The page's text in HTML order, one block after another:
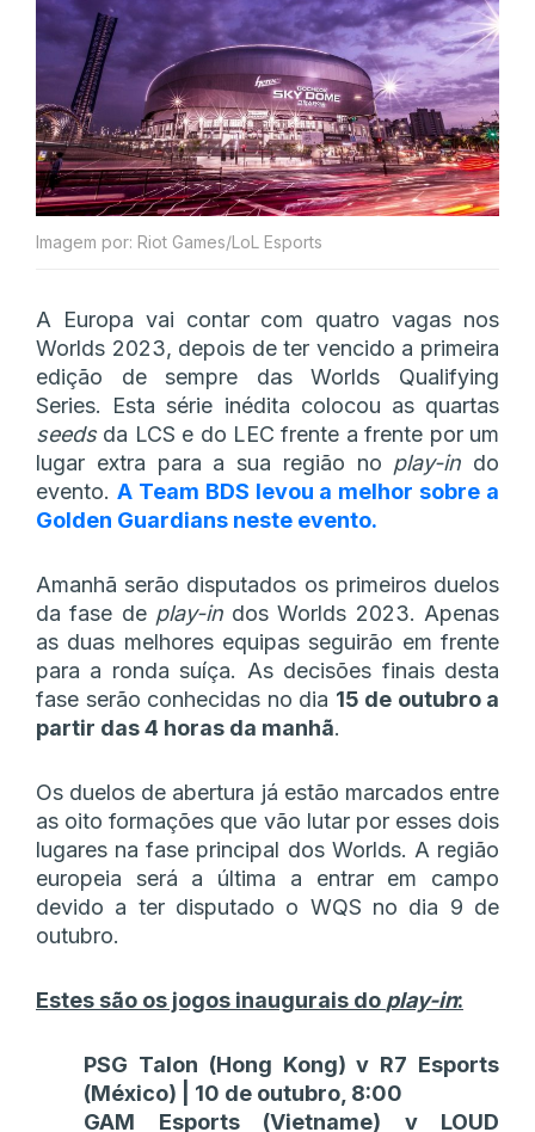
Imagem por: Riot Games/LoL Esports
A Europa vai contar com quatro vagas nos
Worlds 2023, depois de ter vencido a primeira
edição de sempre das Worlds Qualifying
Series. Esta série inédita colocou as quartas
seedsda LCS e do LEC frente a frente por um
lugar extra para a sua região no play-in do
evento. A Team BDS levou a melhor sobre a
Golden Guardians neste evento.
Amanhã serão disputados os primeiros duelos
da fase de play-indos Worlds 2023. Apenas
as duas melhores equipas seguirão em frente
para a ronda suíça. As decisões finais desta
fase serão conhecidas no dia 15 de outubro a
partir das 4 horas da manhã.
Os duelos de abertura já estão marcados entre
as oito formações que vão lutar por esses dois
lugares na fase principal dos Worlds. A região
europeia será a última a entrar em campo
devido a ter disputado o WQS no dia 9 de
outubro.
Estes são os jogos inaugurais do play-in:
PSG Talon (Hong Kong) v R7 Esports
(México) | 10 de outubro, 8:00
GAM Esports (Vietname) v LOUD